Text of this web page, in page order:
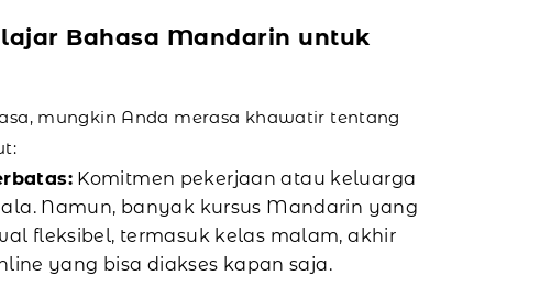
Bahasa Mandarin untuk
mungkin Anda merasa khawatir tentang
Komitmen pekerjaan atau keluarga
Namun, banyak kursus Mandarin yang
fleksibel, termasuk kelas malam, akhir
yang bisa diakses kapan saja.